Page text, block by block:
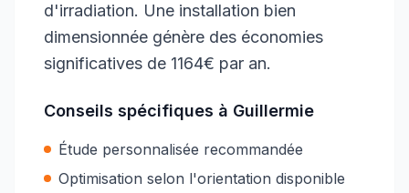
d'irradiation. Une installation bien
dimensionnée génère des économies
significatives de 1164€ par an.
Conseils spécifiques à Guillermie
Étude personnalisée recommandée
Optimisation selon l'orientation disponible